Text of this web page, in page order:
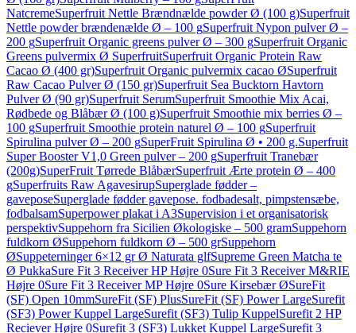
NatcremeSuperfruit Nettle Brændnælde powder Ø (100 g)Superfruit
Nettle powder brændenælde Ø – 100 gSuperfruit Nypon pulver Ø –
200 gSuperfruit Organic greens pulver Ø – 300 gSuperfruit Organic
Greens pulvermix Ø SuperfruitSuperfruit Organic Protein Raw
Cacao Ø (400 gr)Superfruit Organic pulvermix cacao ØSuperfruit
Raw Cacao Pulver Ø (150 gr)Superfruit Sea Bucktorn Havtorn
Pulver Ø (90 gr)Superfruit SerumSuperfruit Smoothie Mix Acai,
Rødbede og Blåbær Ø (100 g)Superfruit Smoothie mix berries Ø –
100 gSuperfruit Smoothie protein naturel Ø – 100 gSuperfruit
Spirulina pulver Ø – 200 gSuperFruit Spirulina Ø • 200 g.Superfruit
Super Booster V1,0 Green pulver – 200 gSuperfruit Tranebær
(200g)SuperFruit Tørrede BlåbærSuperfruit Ærte protein Ø – 400
gSuperfruits Raw AgavesirupSuperglade fødder –
gaveposeSuperglade fødder gavepose. fodbadesalt, pimpstensæbe,
fodbalsamSuperpower plakat i A3Supervision i et organisatorisk
perspektivSuppehorn fra Sicilien Økologiske – 500 gramSuppehorn
fuldkorn ØSuppehorn fuldkorn Ø – 500 grSuppehorn
ØSuppeterninger 6×12 gr Ø Naturata glfSupreme Green Matcha te
Ø PukkaSure Fit 3 Receiver HP Højre 0Sure Fit 3 Receiver M&RIE
Højre 0Sure Fit 3 Receiver MP Højre 0Sure Kirsebær ØSureFit
(SF) Open 10mmSureFit (SF) PlusSureFit (SF) Power LargeSurefit
(SF3) Power Kuppel LargeSurefit (SF3) Tulip KuppelSurefit 2 HP
Reciever Højre 0Surefit 3 (SF3) Lukket Kuppel LargeSurefit 3